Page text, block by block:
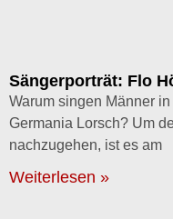
Sängerporträt: Flo
Warum singen Männer
Germania Lorsch? Um
nachzugehen, ist es am
Weiterlesen »